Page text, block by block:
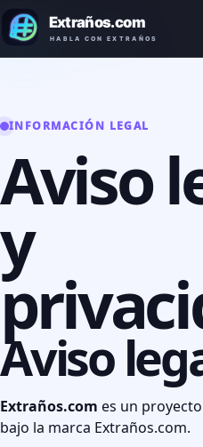
INFORMACIÓN LEGAL
Aviso
y
Aviso
Extraños.com es un
bajo la marca Extraños.com.